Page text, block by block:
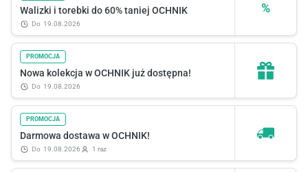
%
Walizki i torebki do 60% taniej OCHNIK
do 19.08.2026
PROMOCJA
Nowa kolekcja w OCHNIK już dostępna!
do 19.08.2026
PROMOCJA
Darmowa dostawa w OCHNIK!
do 19.08.2026 1 raz